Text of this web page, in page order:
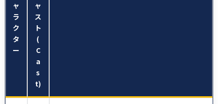
ャ
ラ
ク
タ
ー
ャ
ス
ト
(
C
a
s
t)